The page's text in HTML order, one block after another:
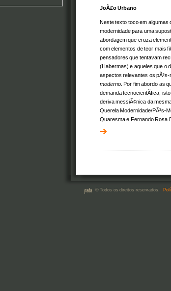
JoÃ£o Urbano
Neste texto toco em
modernidade para uma
abordagem que cruza
com elementos de teor mais
pensadores que tentavam
(Habermas) e aqueles que o
aspectos relevantes os
moderno . Por fim abordo as
demanda tecnocientÃ­fica,
deriva messiÃ¢nica da
Querela Modernidade/PÃ³s-
Quaresma e Fernando Rosa
© Todos os direitos reservados.